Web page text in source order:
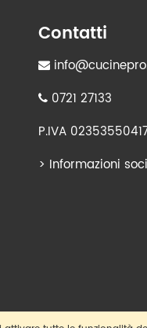
Contatti
0721 27133
P.IVA
> Informazioni